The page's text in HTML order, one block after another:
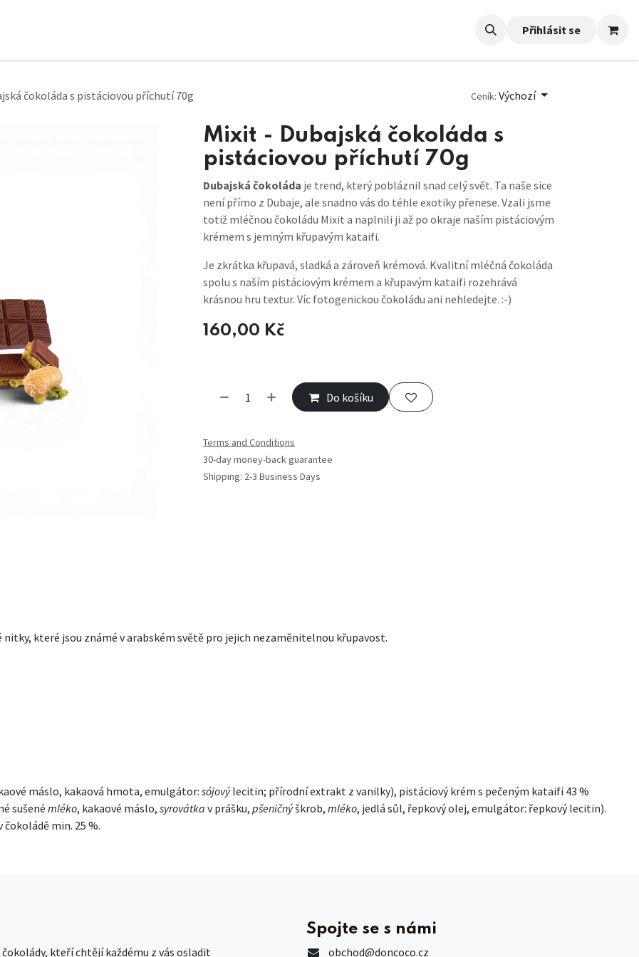
Přihlásit se
čokoláda s pistáciovou příchutí 70g Ceník: Výchozí
Mixit - Dubajská čokoláda s
pistáciovou příchutí 70g
Dubajská čokoláda je trend, který pobláznil snad celý svět. Ta naše sice
není přímo z Dubaje, ale snadno vás do téhle exotiky přenese. Vzali jsme
totiž mléčnou čokoládu Mixit a naplnili ji až po okraje naším pistáciovým
krémem s jemným křupavým kataifi.
Je zkrátka křupavá, sladká a zároveň krémová. Kvalitní mléčná čokoláda
spolu s naším pistáciovým krémem a křupavým kataifi rozehrává
krásnou hru textur. Víc fotogenickou čokoládu ani nehledejte. :-)
160,00 Kč
Do košíku
Terms and Conditions
30-day money-back guarantee
Shipping: 2-3 Business Days
které jsou známé v arabském světě pro jejich nezaměnitelnou křupavost.
máslo, kakaová hmota, emulgátor: sójovýlecitin; přírodní extrakt z vanilky), pistáciový krém s pečeným kataifi 43 %
sušenémléko, kakaové máslo, syrovátka v prášku, pšeničnýškrob, mléko, jedlá sůl, řepkový olej, emulgátor: řepkový lecitin).
čokoládě min. 25 %.
kteří chtějí každému z vás osladit
Spojte se s námi
obchod@doncoco.cz